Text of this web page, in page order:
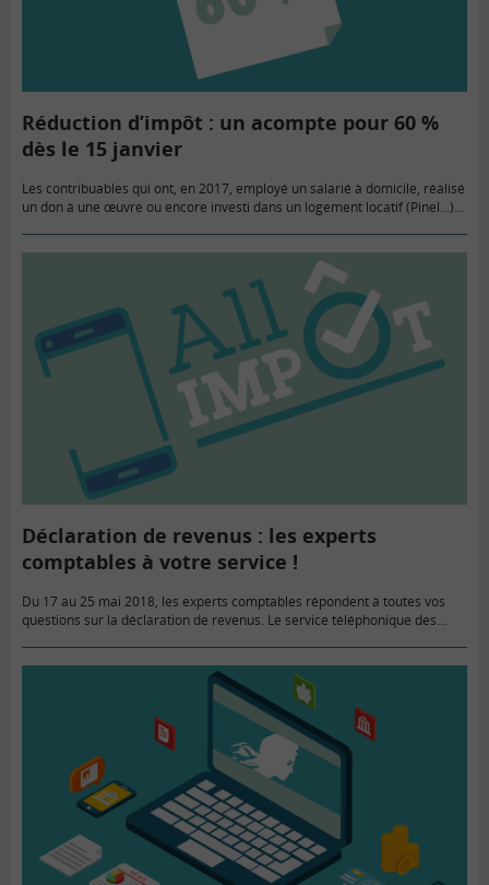
Réduction d’impôt : un acompte pour 60 %
dès le 15 janvier
Les contribuables qui ont, en 2017, employé un salarié à domicile, réalisé
un don à une œuvre ou encore investi dans un logement locatif (Pinel…)
Déclaration de revenus : les experts
comptables à votre service !
Du 17 au 25 mai 2018, les experts comptables répondent à toutes vos
questions sur la déclaration de revenus. Le service téléphonique des